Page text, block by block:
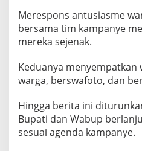
a
m
y
e
l
u
s
u
Merespons antusiasme
bersama tim kampanye
mereka sejenak.
Keduanya
warga, berswafoto, dan
Hingga berita ini
Bupati dan Wabup
sesuai agenda kampanye.